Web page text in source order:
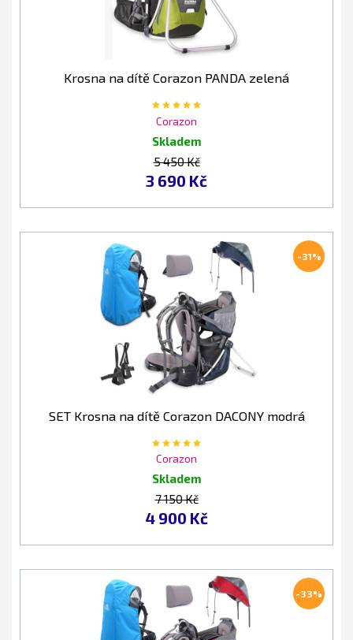
Krosna na dítě Corazon PANDA zelená
Corazon
Skladem
5 450 Kč
3 690 Kč
-31%
SET Krosna na dítě Corazon DACONY modrá
Corazon
Skladem
7 150 Kč
4 900 Kč
-33%